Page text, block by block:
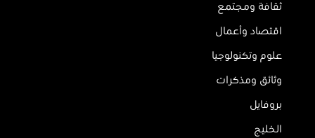
ثقافة ومجتمع
اقتصاد وأعمال
علوم وتكنولوجيا
وثائق ومذكرات
بروفايل
الخليج